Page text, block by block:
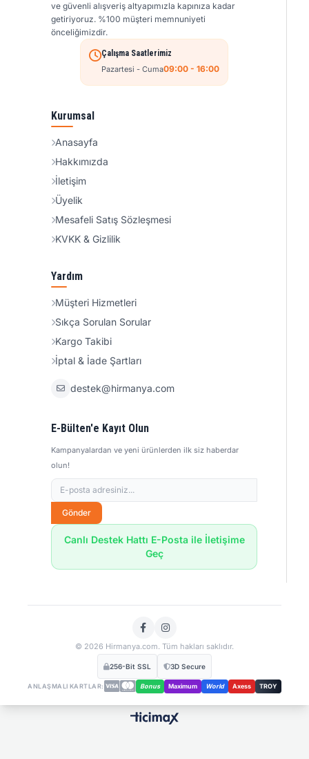
ve güvenli alışveriş altyapımızla kapınıza kadar
getiriyoruz. %100 müşteri memnuniyeti
önceliğimizdir.
Çalışma Saatlerimiz
Pazartesi - Cuma09:00 - 16:00
Kurumsal
Anasayfa
Hakkımızda
İletişim
Üyelik
Mesafeli Satış Sözleşmesi
KVKK & Gizlilik
Yardım
Müşteri Hizmetleri
Sıkça Sorulan Sorular
Kargo Takibi
İptal & İade Şartları
destek@hirmanya.com
E-Bülten'e Kayıt Olun
Kampanyalardan ve yeni ürünlerden ilk siz haberdar
olun!
Gönder
Canlı Destek Hattı E-Posta ile İletişime
Geç
© 2026 Hirmanya.com. Tüm hakları saklıdır.
256-Bit SSL 3D Secure
ANLAŞMALI KARTLAR: Bonus Maximum World Axess TROY